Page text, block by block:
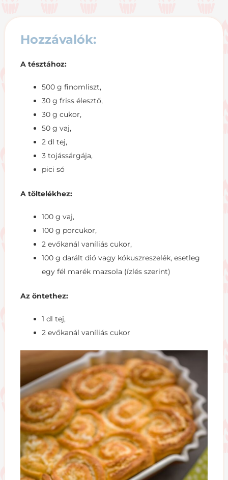
Hozzávalók:
A tésztához:
500 g finomliszt,
30 g friss élesztő,
30 g cukor,
50 g vaj,
2 dl tej,
3 tojássárgája,
pici só
A töltelékhez:
100 g vaj,
100 g porcukor,
2 evőkanál vaníliás cukor,
100 g darált dió vagy kókuszreszelék, esetleg
egy fél marék mazsola (ízlés szerint)
Az öntethez:
1 dl tej,
2 evőkanál vaníliás cukor